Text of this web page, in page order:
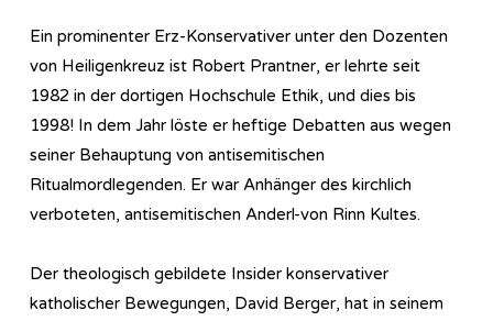
Ein prominenter Erz-Konservativer unter den Dozenten
von Heiligenkreuz ist Robert Prantner, er lehrte seit
1982 in der dortigen Hochschule Ethik, und dies bis
1998! In dem Jahr löste er heftige Debatten aus wegen
seiner Behauptung von antisemitischen
Ritualmordlegenden. Er war Anhänger des kirchlich
verboteten, antisemitischen Anderl-von Rinn Kultes.
Der theologisch gebildete Insider konservativer
katholischer Bewegungen, David Berger, hat in seinem